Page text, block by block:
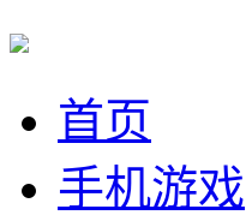
首页
手机游戏